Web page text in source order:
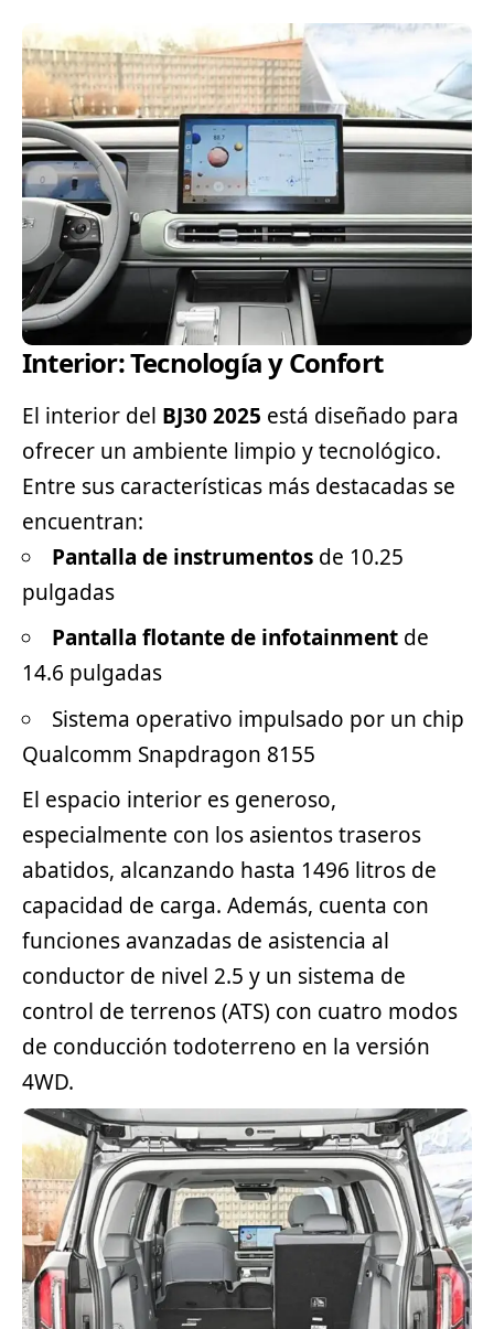
Interior: Tecnología y Confort
El interior del BJ30 2025 está diseñado para
ofrecer un ambiente limpio y tecnológico.
Entre sus características más destacadas se
encuentran:
Pantalla de instrumentos de 10.25
pulgadas
Pantalla flotante de infotainment de
14.6 pulgadas
Sistema operativo impulsado por un chip
Qualcomm Snapdragon 8155
El espacio interior es generoso,
especialmente con los asientos traseros
abatidos, alcanzando hasta 1496 litros de
capacidad de carga. Además, cuenta con
funciones avanzadas de asistencia al
conductor de nivel 2.5 y un sistema de
control de terrenos (ATS) con cuatro modos
de conducción todoterreno en la versión
4WD.